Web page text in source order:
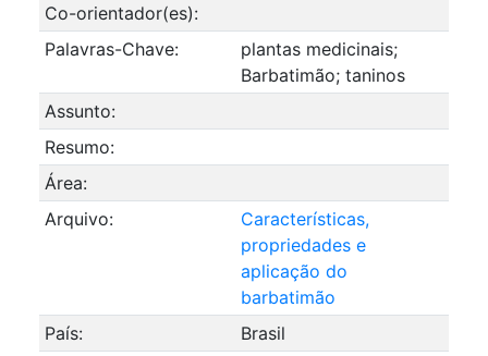
Co-orientador(es):
Palavras-Chave:
plantas medicinais;
Barbatimão; taninos
Assunto:
Resumo:
Área:
Arquivo:
Características,
propriedades e
aplicação do
barbatimão
País:
Brasil